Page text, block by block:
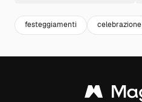
festeggiamenti celebrazione